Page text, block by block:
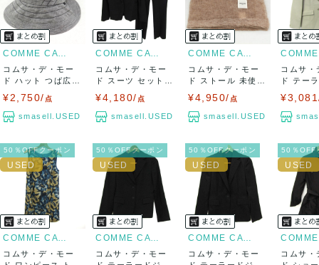
兵庫県から出荷
COMME CA DU MODE
コムサ・デ・モー
ド ハット つば広
¥2,750/ 点
smasell.USED
COMME CA DU MODE
コムサ・デ・モー
ド スーツ セットア
¥4,180/ 点
smasell.USED
COMME CA DU MODE
コムサ・デ・モー
ド ストール 未使用
¥4,950/ 点
smasell.USED
コムサ・
ド テー
50％OFFクーポン
COMME CA DU MODE
コムサ・デ・モー
50％OFFクーポン
COMME CA DU MODE
コムサ・デ・モー
50％OFFクーポン
COMME CA DU MODE
コムサ・デ・モー
50％OFF
コムサ・